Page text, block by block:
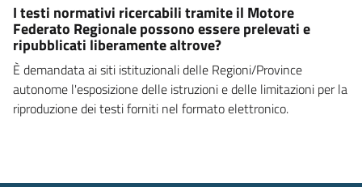
I testi normativi ricercabili tramite il Motore
Federato Regionale possono essere prelevati e
ripubblicati liberamente altrove?
È demandata ai siti istituzionali delle Regioni/Province
autonome l'esposizione delle istruzioni e delle limitazioni per la
riproduzione dei testi forniti nel formato elettronico.